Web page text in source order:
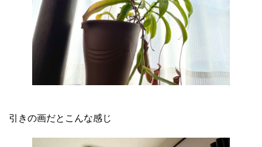
引きの画だとこんな感じ